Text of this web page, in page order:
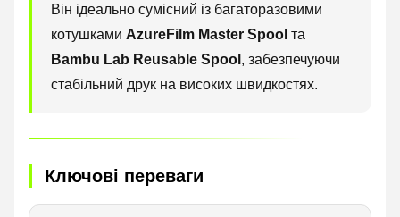
Він ідеально сумісний із багаторазовими
котушками AzureFilm Master Spool та
Bambu Lab Reusable Spool , забезпечуючи
стабільний друк на високих швидкостях.
Ключові переваги